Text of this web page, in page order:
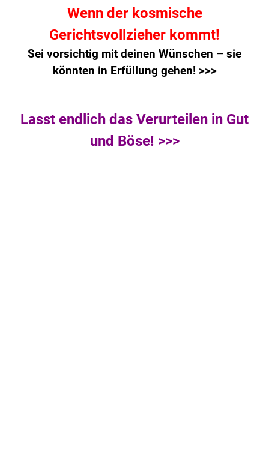
Wenn der kosmische
Gerichtsvollzieher kommt!
Sei vorsichtig mit deinen Wünschen – sie
könnten in Erfüllung gehen! >>>
Lasst endlich das Verurteilen in Gut
und Böse! >>>